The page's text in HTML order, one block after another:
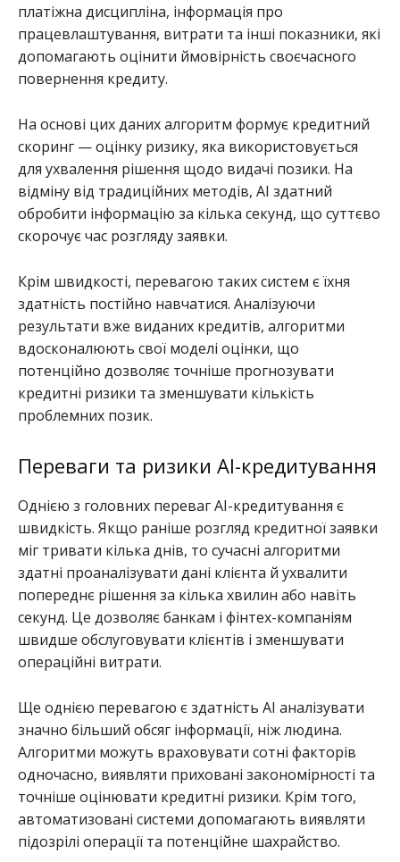
платіжна дисципліна, інформація про
працевлаштування, витрати та інші показники, які
допомагають оцінити ймовірність своєчасного
повернення кредиту.
На основі цих даних алгоритм формує кредитний
скоринг — оцінку ризику, яка використовується
для ухвалення рішення щодо видачі позики. На
відміну від традиційних методів, AI здатний
обробити інформацію за кілька секунд, що суттєво
скорочує час розгляду заявки.
Крім швидкості, перевагою таких систем є їхня
здатність постійно навчатися. Аналізуючи
результати вже виданих кредитів, алгоритми
вдосконалюють свої моделі оцінки, що
потенційно дозволяє точніше прогнозувати
кредитні ризики та зменшувати кількість
проблемних позик.
Переваги та ризики AI-кредитування
Однією з головних переваг AI-кредитування є
швидкість. Якщо раніше розгляд кредитної заявки
міг тривати кілька днів, то сучасні алгоритми
здатні проаналізувати дані клієнта й ухвалити
попереднє рішення за кілька хвилин або навіть
секунд. Це дозволяє банкам і фінтех-компаніям
швидше обслуговувати клієнтів і зменшувати
операційні витрати.
Ще однією перевагою є здатність AI аналізувати
значно більший обсяг інформації, ніж людина.
Алгоритми можуть враховувати сотні факторів
одночасно, виявляти приховані закономірності та
точніше оцінювати кредитні ризики. Крім того,
автоматизовані системи допомагають виявляти
підозрілі операції та потенційне шахрайство.